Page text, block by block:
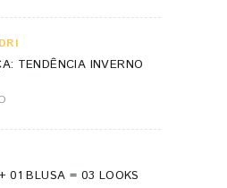
TENDÊNCIA INVERNO
01 BLUSA = 03 LOOKS